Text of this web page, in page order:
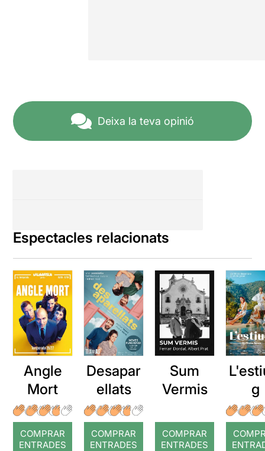
Deixa la teva opinió
Espectacles relacionats
Angle
Mort
COMPRAR
ENTRADES
Desapar
ellats
COMPRAR
ENTRADES
Sum
Vermis
COMPRAR
ENTRADES
g